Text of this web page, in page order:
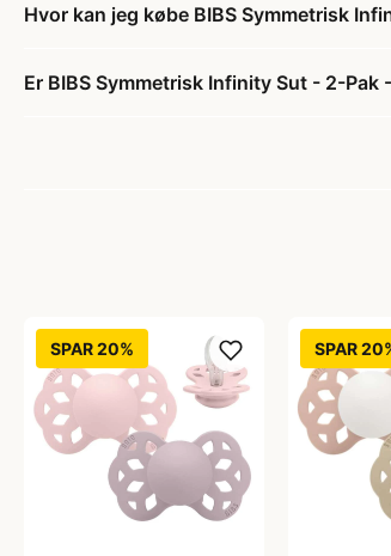
Hvor kan jeg købe BIBS Symmetrisk
Er BIBS Symmetrisk Infinity Sut - 2-
SPAR 20% SPAR